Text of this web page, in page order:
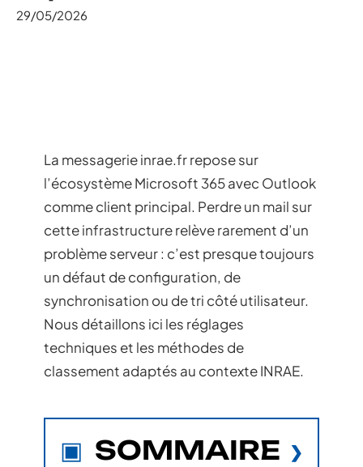
29/05/2026
La messagerie inrae.fr repose sur
l’écosystème Microsoft 365 avec Outlook
comme client principal. Perdre un mail sur
cette infrastructure relève rarement d’un
problème serveur : c’est presque toujours
un défaut de configuration, de
synchronisation ou de tri côté utilisateur.
Nous détaillons ici les réglages
techniques et les méthodes de
classement adaptés au contexte INRAE.
SOMMAIRE